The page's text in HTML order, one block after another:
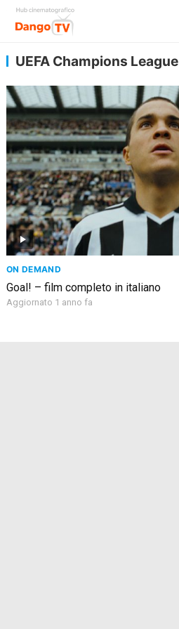
UEFA Champions League
ON DEMAND
Goal! – film completo in italiano
Aggiornato 1 anno fa